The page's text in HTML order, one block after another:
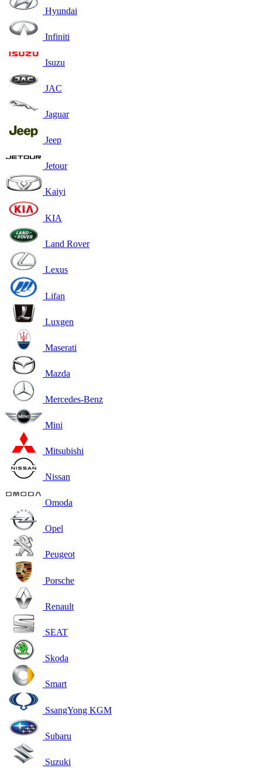
Hyundai
Infiniti
Isuzu
JAC
Jaguar
Jeep
Jetour
Kaiyi
KIA
Land Rover
Lexus
Lifan
Luxgen
Maserati
Mazda
Mercedes-Benz
Mini
Mitsubishi
Nissan
Omoda
Opel
Peugeot
Porsche
Renault
SEAT
Skoda
Smart
SsangYong KGM
Subaru
Suzuki